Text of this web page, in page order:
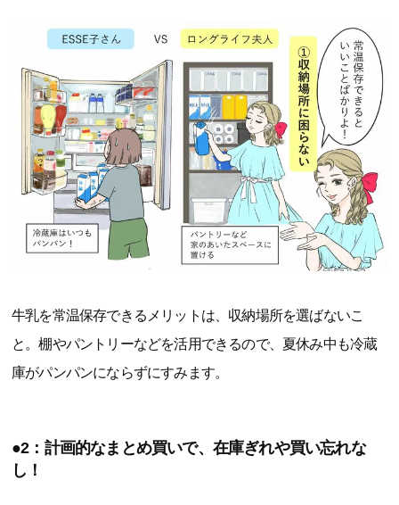
牛乳を常温保存できるメリットは、収納場所を選ばないこ
と。棚やパントリーなどを活用できるので、夏休み中も冷蔵
庫がパンパンにならずにすみます。
●2：計画的なまとめ買いで、在庫ぎれや買い忘れな
し！